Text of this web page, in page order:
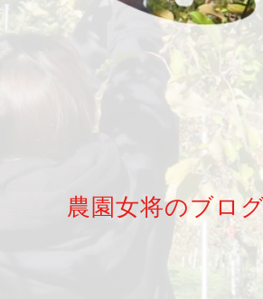
農園女将のブログ